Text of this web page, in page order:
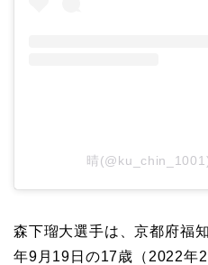
晴
森下瑠大選手は、京都府福
年9月19日の17歳（2022年